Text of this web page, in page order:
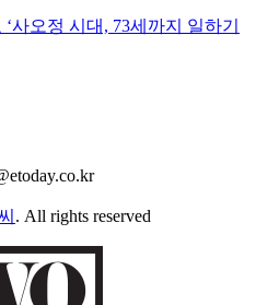
사오정 시대, 73세까지 일하기
. All rights reserved